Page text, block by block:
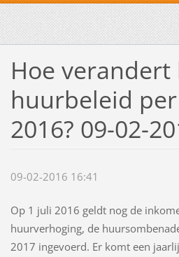
Hoe verandert
huurbeleid
2016? 09-02-
09-02-2016 16:41
Op 1 juli 2016 geldt nog de
huurverhoging, de
2017 ingevoerd. Er komt een